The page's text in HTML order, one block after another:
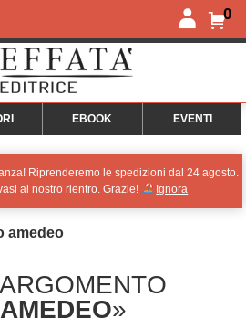
0
EBOOK EVENTI
Riprenderemo le spedizioni dal 24 agosto.
al nostro rientro. Grazie!
Ignora
amedeo
»